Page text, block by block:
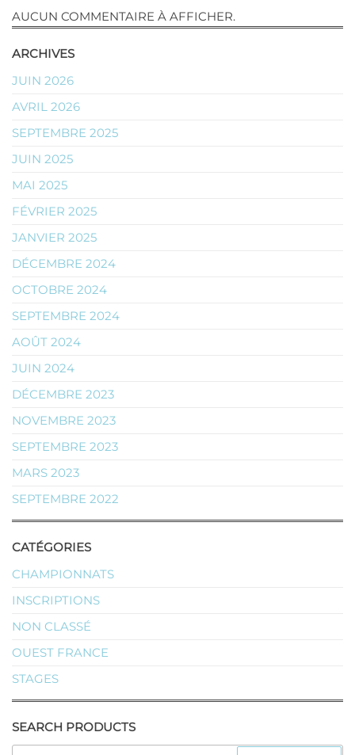
AUCUN COMMENTAIRE À AFFICHER.
ARCHIVES
JUIN 2026
AVRIL 2026
SEPTEMBRE 2025
JUIN 2025
MAI 2025
FÉVRIER 2025
JANVIER 2025
DÉCEMBRE 2024
OCTOBRE 2024
SEPTEMBRE 2024
AOÛT 2024
JUIN 2024
DÉCEMBRE 2023
NOVEMBRE 2023
SEPTEMBRE 2023
MARS 2023
SEPTEMBRE 2022
CATÉGORIES
CHAMPIONNATS
INSCRIPTIONS
NON CLASSÉ
OUEST FRANCE
STAGES
SEARCH PRODUCTS